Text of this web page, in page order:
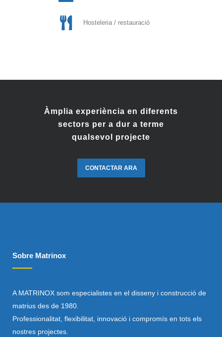
Hosteleria / restauració
Àmplia experiència en diferents
sectors per a dur a terme
qualsevol projecte
CONTACTAR ARA
Sobre Matrinox
A MATRINOX som especialistes en el disseny i construcció de
matrius des de 1980.
Professionalitat, flexibilitat, innovació i compromís en tots els
nostres projectes.